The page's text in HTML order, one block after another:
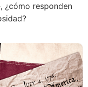
¿cómo responden